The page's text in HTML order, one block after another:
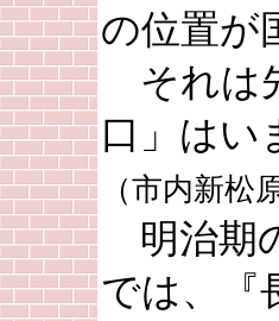
の位置が
それは
口」はい
（市内新松
明治期
では、『